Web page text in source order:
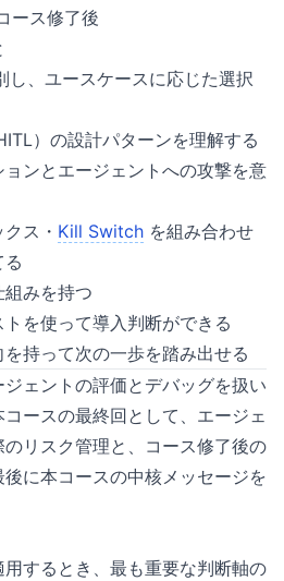
ース修了後
し、ユースケースに応じた選択
）の設計パターンを理解する
ンとエージェントへの攻撃を意
ス・ Kill Switch を組み合わせ
みを持つ
を使って導入判断ができる
持って次の一歩を踏み出せる
ェントの評価とデバッグを扱い
ースの最終回として、エージェ
リスク管理と、コース修了後の
に本コースの中核メッセージを
するとき、最も重要な判断軸の